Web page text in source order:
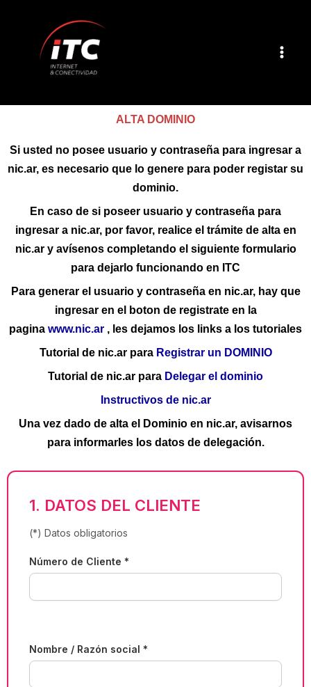
contenido
ALTA DOMINIO
Si usted no posee usuario y contraseña para ingresar a
nic.ar, es necesario que lo genere para poder registar su
dominio.
En caso de si poseer usuario y contraseña para
ingresar a nic.ar, por favor, realice el trámite de alta en
nic.ar y avísenos completando el siguiente formulario
para dejarlo funcionando en ITC
Para generar el usuario y contraseña en nic.ar, hay que
ingresar en el boton de registrate en la
pagina www.nic.ar , les dejamos los links a los tutoriales
Tutorial de nic.ar para Registrar un DOMINIO
Tutorial de nic.ar para Delegar el dominio
Instructivos de nic.ar
Una vez dado de alta el Dominio en nic.ar, avisarnos
para informarles los datos de delegación.
1. DATOS DEL CLIENTE
(*) Datos obligatorios
Número de Cliente *
Nombre / Razón social *